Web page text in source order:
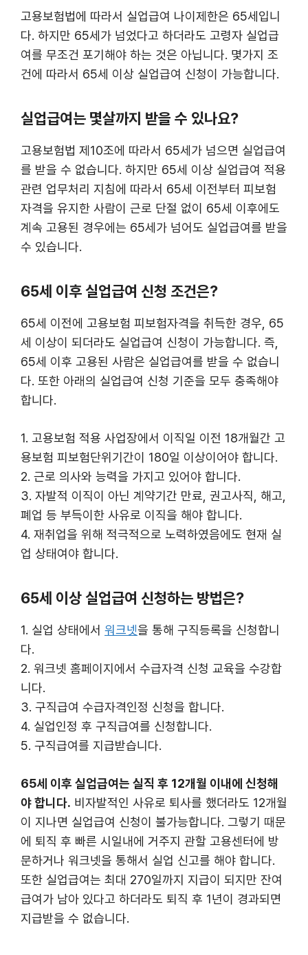
고용보험법에 따라서 실업급여 나이제한은 65세입니
다. 하지만 65세가 넘었다고 하더라도 고령자 실업급
여를 무조건 포기해야 하는 것은 아닙니다. 몇가지 조
건에 따라서 65세 이상 실업급여 신청이 가능합니다.
실업급여는 몇살까지 받을 수 있나요?
고용보험법 제10조에 따라서 65세가 넘으면 실업급여
를 받을 수 없습니다. 하지만 65세 이상 실업급여 적용
관련 업무처리 지침에 따라서 65세 이전부터 피보험
자격을 유지한 사람이 근로 단절 없이 65세 이후에도
계속 고용된 경우에는 65세가 넘어도 실업급여를 받을
수 있습니다.
65세 이후 실업급여 신청 조건은?
65세 이전에 고용보험 피보험자격을 취득한 경우, 65
세 이상이 되더라도 실업급여 신청이 가능합니다. 즉,
65세 이후 고용된 사람은 실업급여를 받을 수 없습니
다. 또한 아래의 실업급여 신청 기준을 모두 충족해야
합니다.
1. 고용보험 적용 사업장에서 이직일 이전 18개월간 고
용보험 피보험단위기간이 180일 이상이어야 합니다.
2. 근로 의사와 능력을 가지고 있어야 합니다.
3. 자발적 이직이 아닌 계약기간 만료, 권고사직, 해고,
폐업 등 부득이한 사유로 이직을 해야 합니다.
4. 재취업을 위해 적극적으로 노력하였음에도 현재 실
업 상태여야 합니다.
65세 이상 실업급여 신청하는 방법은?
1. 실업 상태에서 워크넷을 통해 구직등록을 신청합니
다.
2. 워크넷 홈페이지에서 수급자격 신청 교육을 수강합
니다.
3. 구직급여 수급자격인정 신청을 합니다.
4. 실업인정 후 구직급여를 신청합니다.
5. 구직급여를 지급받습니다.
65세 이후 실업급여는 실직 후 12개월 이내에 신청해
야 합니다. 비자발적인 사유로 퇴사를 했더라도 12개월
이 지나면 실업급여 신청이 불가능합니다. 그렇기 때문
에 퇴직 후 빠른 시일내에 거주지 관할 고용센터에 방
문하거나 워크넷을 통해서 실업 신고를 해야 합니다.
또한 실업급여는 최대 270일까지 지급이 되지만 잔여
급여가 남아 있다고 하더라도 퇴직 후 1년이 경과되면
지급받을 수 없습니다.